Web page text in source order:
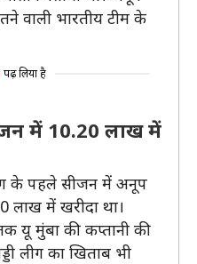
वाली भारतीय टीम के
पढ़ लिया है
में 10.20 लाख में
के पहले सीजन में अनूप
लाख में खरीदा था।
यू मुंबा की कप्तानी की
लीग का खिताब भी